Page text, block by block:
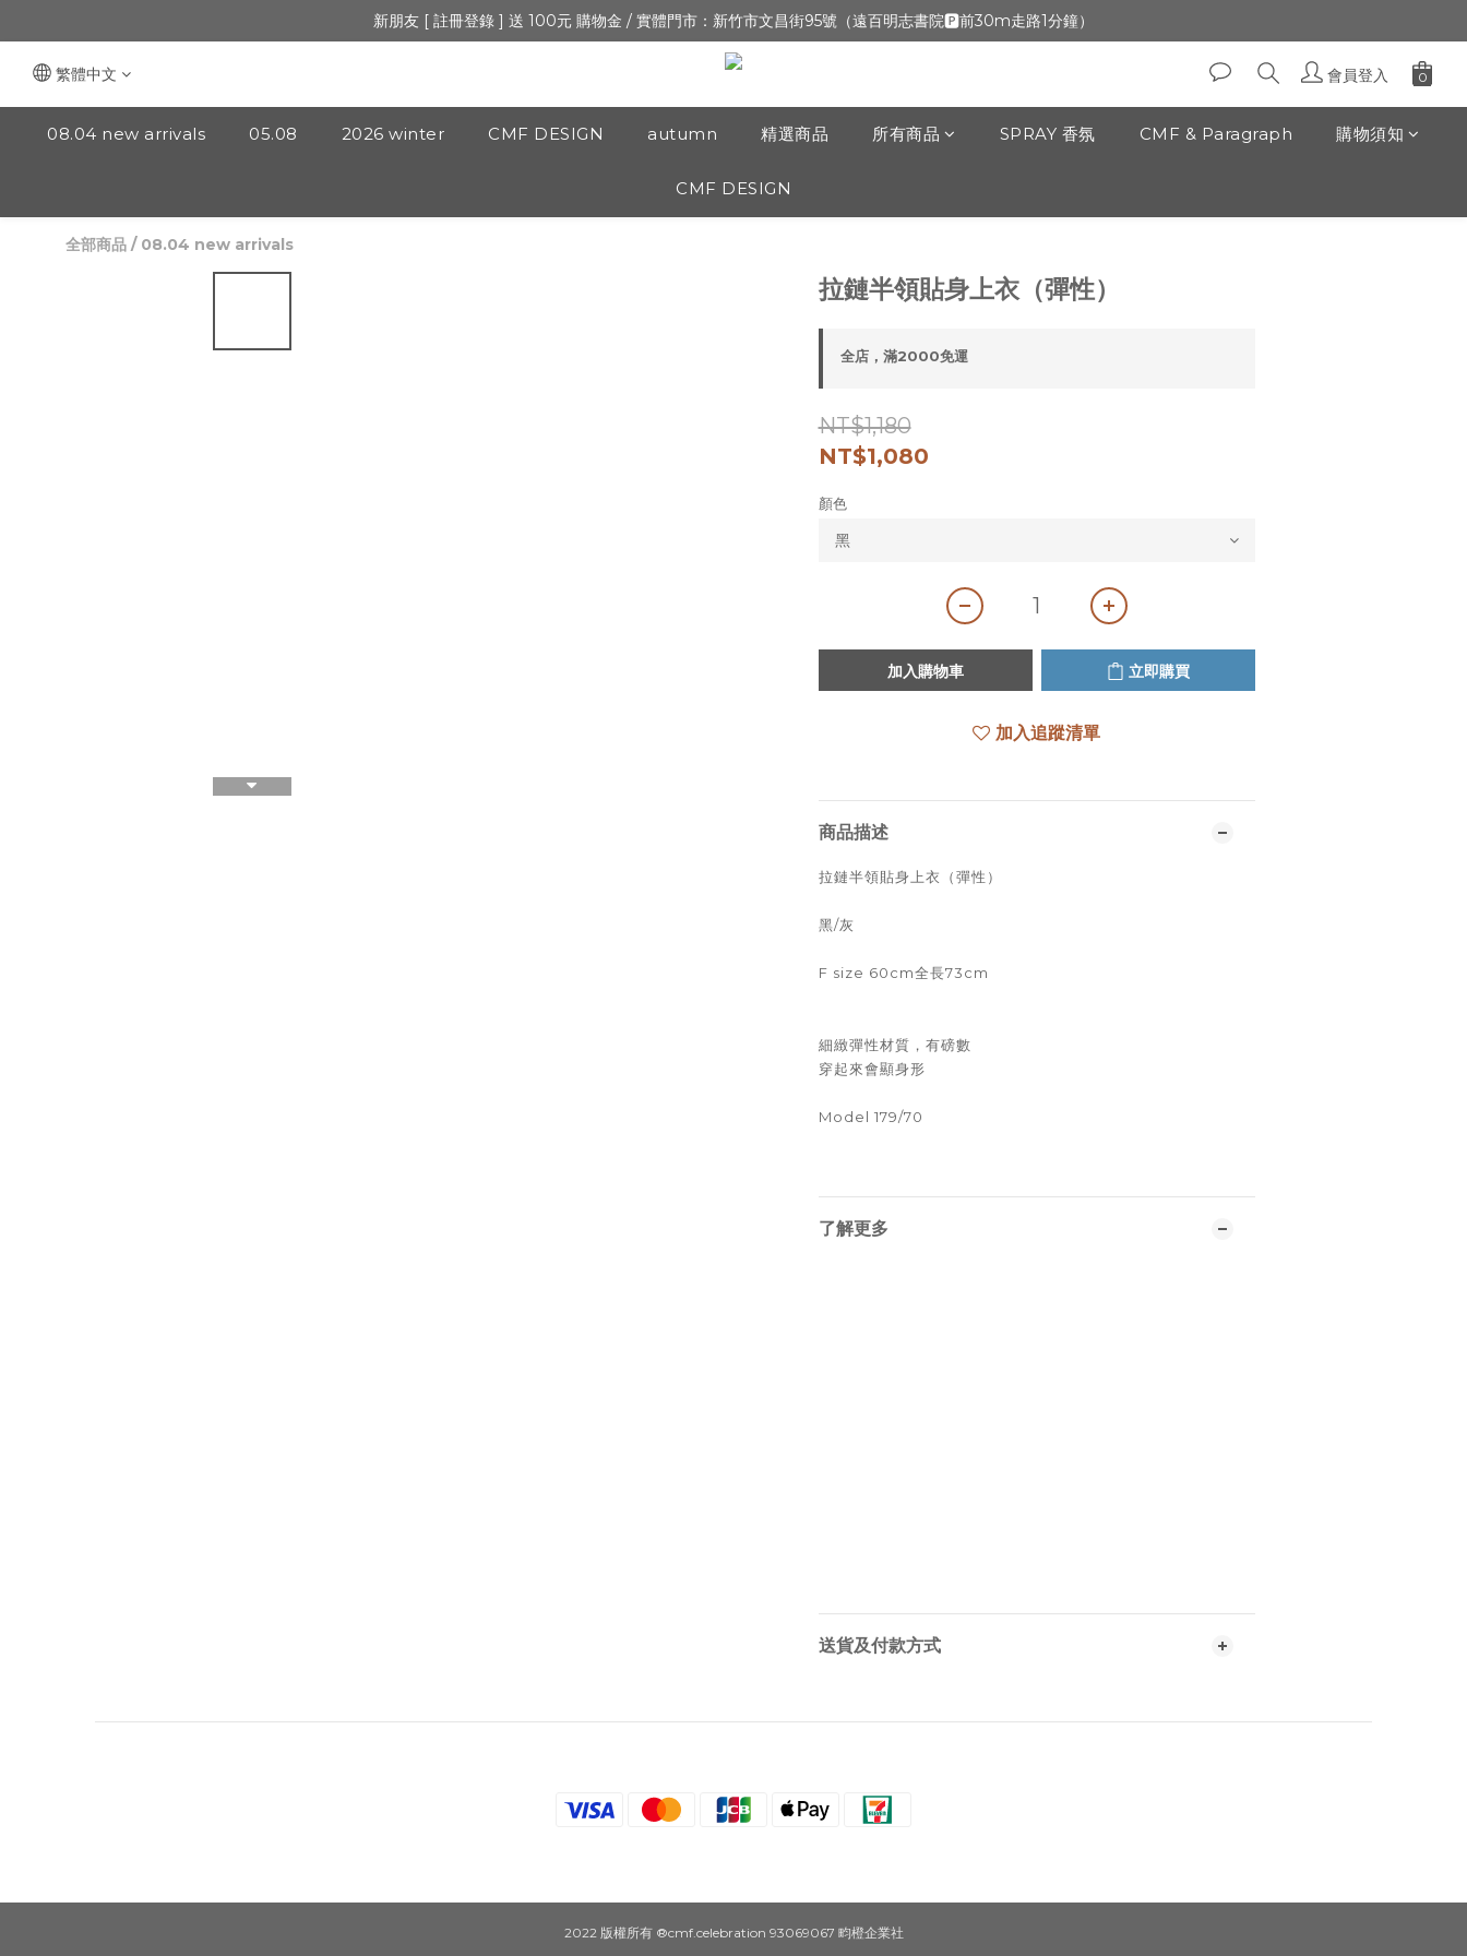
🔺「會員制」新開張,加入會員,全通路可累積紅利 >登入官網 > 個人資訊 > 填寫正確「生日」收生日禮金
新朋友 [ 註冊登錄 ] 送 100元 購物金 / 實體門市：新竹市文昌街95號（遠百明志書院🅿️前30m走路1分鐘）
🔺「會員制」新開張,加入會員,全通路可累積紅利 >登入官網 > 個人資訊 > 填寫正確「生日」收生日禮金
繁體中文 會員登入
08.04 new arrivals 05.08 2026 winter CMF DESIGN autumn 精選商品 所有商品 SPRAY 香氛 CMF & Paragraph 購物須知
CMF DESIGN
全部商品 / 08.04 new arrivals
拉鏈半領貼身上衣（彈性）
全店，滿2000免運
NT$1,180
NT$1,080
顏色
加入購物車 立即購買
加入追蹤清單
商品描述
拉鏈半領貼身上衣（彈性）
黑/灰
F size 60cm全長73cm
細緻彈性材質，有磅數
穿起來會顯身形
Model 179/70
了解更多
送貨及付款方式
2022 版權所有 ®cmf.celebration 93069067 畇橙企業社